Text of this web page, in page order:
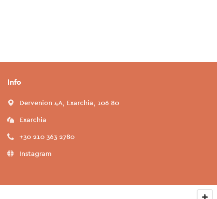
Info
Dervenion 4A, Exarchia, 106 80
Exarchia
+30 210 363 2780
Instagram